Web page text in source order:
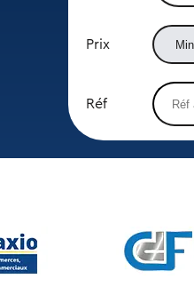
Prix
Réf